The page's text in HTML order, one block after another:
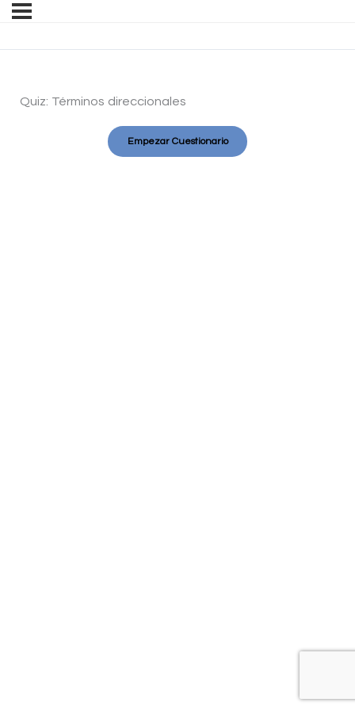
Quiz: Términos direccionales